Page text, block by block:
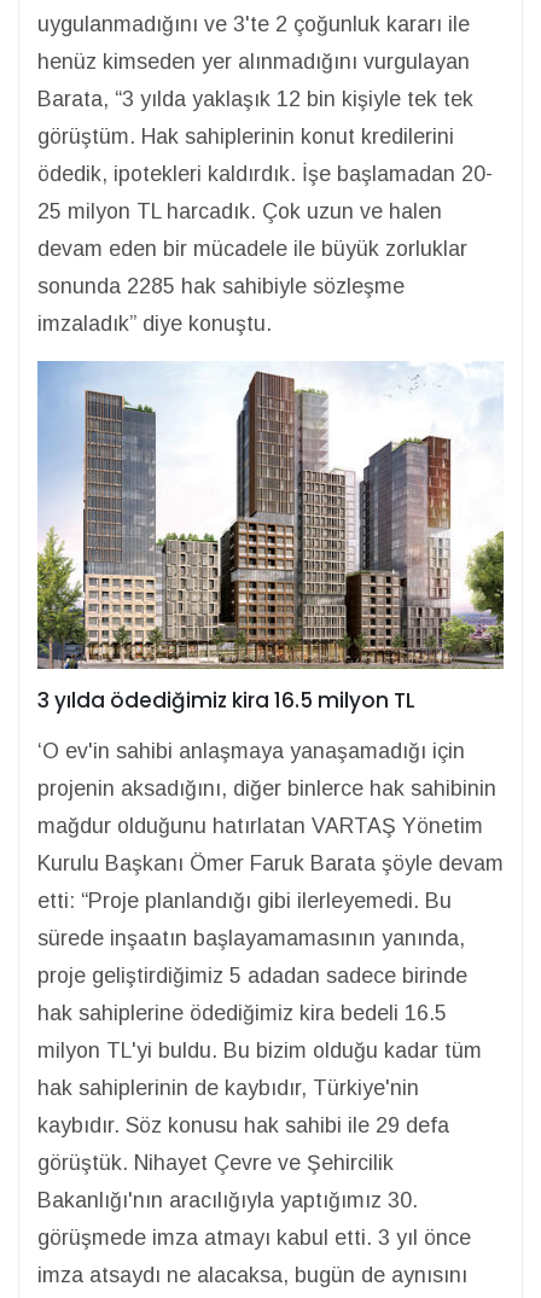
uygulanmadığını ve 3'te 2 çoğunluk kararı ile
henüz kimseden yer alınmadığını vurgulayan
Barata, “3 yılda yaklaşık 12 bin kişiyle tek tek
görüştüm. Hak sahiplerinin konut kredilerini
ödedik, ipotekleri kaldırdık. İşe başlamadan 20-
25 milyon TL harcadık. Çok uzun ve halen
devam eden bir mücadele ile büyük zorluklar
sonunda 2285 hak sahibiyle sözleşme
imzaladık” diye konuştu.
3 yılda ödediğimiz kira 16.5 milyon TL
‘O ev'in sahibi anlaşmaya yanaşamadığı için
projenin aksadığını, diğer binlerce hak sahibinin
mağdur olduğunu hatırlatan VARTAŞ Yönetim
Kurulu Başkanı Ömer Faruk Barata şöyle devam
etti: “Proje planlandığı gibi ilerleyemedi. Bu
sürede inşaatın başlayamamasının yanında,
proje geliştirdiğimiz 5 adadan sadece birinde
hak sahiplerine ödediğimiz kira bedeli 16.5
milyon TL'yi buldu. Bu bizim olduğu kadar tüm
hak sahiplerinin de kaybıdır, Türkiye'nin
kaybıdır. Söz konusu hak sahibi ile 29 defa
görüştük. Nihayet Çevre ve Şehircilik
Bakanlığı'nın aracılığıyla yaptığımız 30.
görüşmede imza atmayı kabul etti. 3 yıl önce
imza atsaydı ne alacaksa, bugün de aynısını